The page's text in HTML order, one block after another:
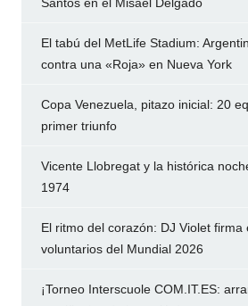
El tabú del MetLife Stadium:
contra una «Roja» en Nueva York
Copa Venezuela, pitazo inicial: 20
primer triunfo
Vicente Llobregat y la histórica
1974
El ritmo del corazón: DJ Violet firma
voluntarios del Mundial 2026
¡Torneo Interscuole COM.IT.ES: